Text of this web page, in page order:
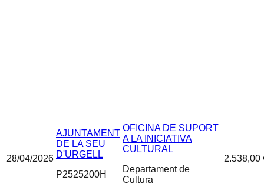
28/04/2026
AJUNTAMENT
DE LA SEU
D'URGELL
P2525200H
OFICINA DE SUPORT
A LA INICIATIVA
CULTURAL
Departament de
Cultura
2.538,00